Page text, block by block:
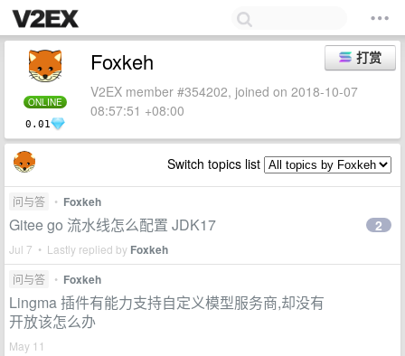
ONLINE
0.01
打赏
Foxkeh
V2EX member #354202, joined on 2018-10-07
08:57:51 +08:00
Switch topics list
问与答 • Foxkeh
Gitee go 流水线怎么配置 JDK17
Jul 7 • Lastly replied by Foxkeh
2
问与答 • Foxkeh
Lingma 插件有能力支持自定义模型服务商,却没有
开放该怎么办
May 11